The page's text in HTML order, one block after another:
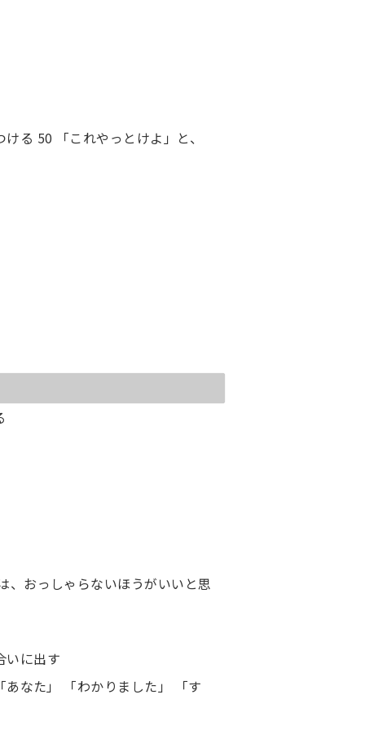
る 50 「これやっとけよ」と、
、おっしゃらないほうがいいと思
いに出す
なた」 「わかりました」 「す